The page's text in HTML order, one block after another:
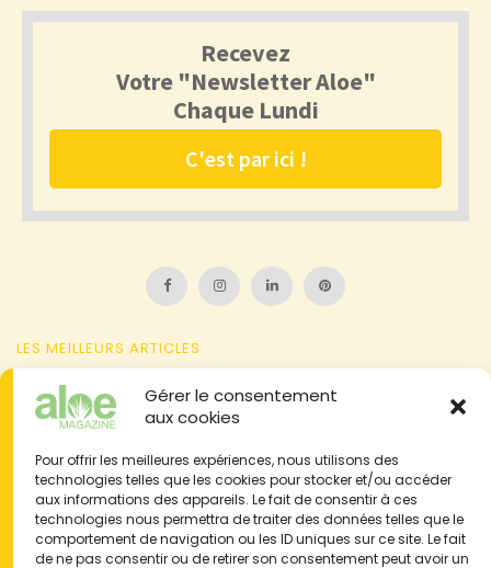
Gérer le consentement
aux cookies
Pour offrir les meilleures expériences, nous utilisons des
technologies telles que les cookies pour stocker et/ou accéder
aux informations des appareils. Le fait de consentir à ces
technologies nous permettra de traiter des données telles que le
comportement de navigation ou les ID uniques sur ce site. Le fait
de ne pas consentir ou de retirer son consentement peut avoir un
LES MEILLEURS ARTICLES
Attention à l'aloïne contenue dans la sève d'aloe vera
L'aloe et l'agave : 2 plantes à ne pas confondre
L'action anti-inflammatoire de l'aloe vera sur vos articulations
Brûlure de la peau : problème, symbolique, traitements naturels
& aloe vera
Témoignages : 50 expériences consommateurs